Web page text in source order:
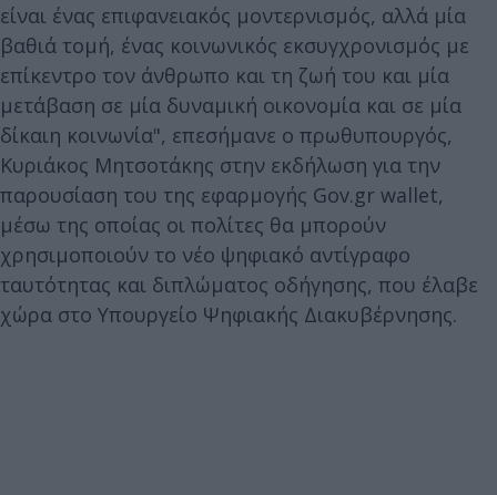
είναι ένας επιφανειακός μοντερνισμός, αλλά μία
βαθιά τομή, ένας κοινωνικός εκσυγχρονισμός με
επίκεντρο τον άνθρωπο και τη ζωή του και μία
μετάβαση σε μία δυναμική οικονομία και σε μία
δίκαιη κοινωνία", επεσήμανε ο πρωθυπουργός,
Κυριάκος Μητσοτάκης στην εκδήλωση για την
παρουσίαση του της εφαρμογής Gov.gr wallet,
μέσω της οποίας οι πολίτες θα μπορούν
χρησιμοποιούν το νέο ψηφιακό αντίγραφο
ταυτότητας και διπλώματος οδήγησης, που έλαβε
χώρα στο Υπουργείο Ψηφιακής Διακυβέρνησης.